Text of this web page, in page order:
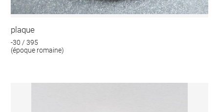
plaque
-30 / 395
(époque romaine)